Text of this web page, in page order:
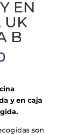
EN
UK
B
y en caja
son